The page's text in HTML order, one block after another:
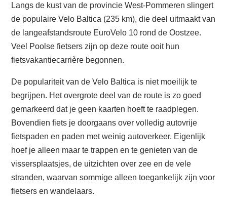
Langs de kust van de provincie West-Pommeren slingert
de populaire Velo Baltica (235 km), die deel uitmaakt van
de langeafstandsroute EuroVelo 10 rond de Oostzee.
Veel Poolse fietsers zijn op deze route ooit hun
fietsvakantiecarrière begonnen.
De populariteit van de Velo Baltica is niet moeilijk te
begrijpen. Het overgrote deel van de route is zo goed
gemarkeerd dat je geen kaarten hoeft te raadplegen.
Bovendien fiets je doorgaans over volledig autovrije
fietspaden en paden met weinig autoverkeer. Eigenlijk
hoef je alleen maar te trappen en te genieten van de
vissersplaatsjes, de uitzichten over zee en de vele
stranden, waarvan sommige alleen toegankelijk zijn voor
fietsers en wandelaars.